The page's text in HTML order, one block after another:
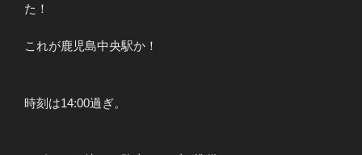
た！
これが鹿児島中央駅か！
時刻は14:00過ぎ。